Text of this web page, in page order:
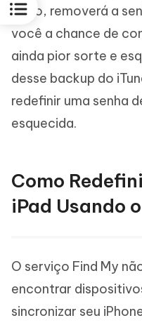
disso, removerá a
você a chance de
ainda pior sorte e
desse backup do
redefinir uma senha
esquecida.
Como
iPad Usando
O serviço Find My
encontrar
sincronizar seu